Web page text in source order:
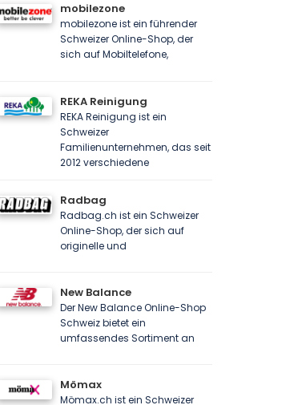
mobilezone
mobilezone ist ein führender
Schweizer Online-Shop, der
sich auf Mobiltelefone,
REKA Reinigung
REKA Reinigung ist ein
Schweizer
Familienunternehmen, das seit
2012 verschiedene
Radbag
Radbag.ch ist ein Schweizer
Online-Shop, der sich auf
originelle und
New Balance
Der New Balance Online-Shop
Schweiz bietet ein
umfassendes Sortiment an
Mömax
Mömax.ch ist ein Schweizer